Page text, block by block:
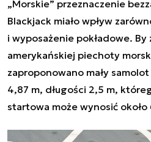
„Morskie” przeznaczenie
Blackjack miało wpływ
i wyposażenie pokładowe.
amerykańskiej piechoty
zaproponowano mały
4,87 m, długości 2,5 m,
startowa może wynosić około